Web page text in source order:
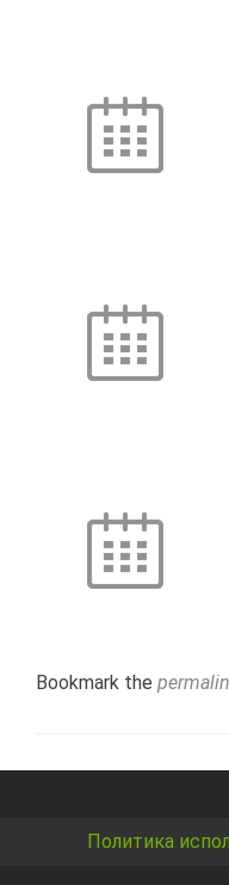
Bookmark the
Политика